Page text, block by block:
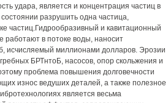
удара, является и концентрация частиц в
разрушить одна частица,
частиц.Гидрообразивный и кавитационный
в потоке воды, наносит
исчисляемый миллионами долларов. Эрозии
БРТнтоБ, насосов, опор скольжения и
проблема повышения долговечности
износ ведуших деталей, а также полезное
является весьма